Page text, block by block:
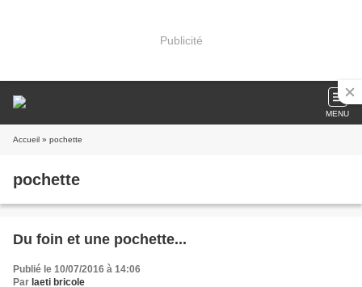
Publicité
MENU
Accueil » pochette
pochette
Du foin et une pochette...
Publié le 10/07/2016 à 14:06
Par laeti bricole